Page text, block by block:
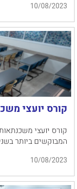
10/08/2023
קורס יועצי
קורס יועצי
המבוקשים ביותר
10/08/2023